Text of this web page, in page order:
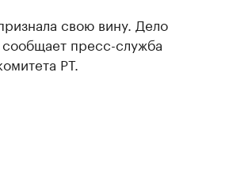
свою вину. Дело
пресс-служба
РТ.